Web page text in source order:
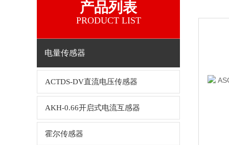
产品列表
PRODUCT LIST
电量传感器
ACTDS-DV直流电压传感器
AKH-0.66开启式电流互感器
霍尔传感器